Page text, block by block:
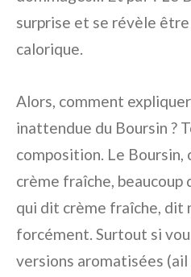
surprise et se révèle
calorique.
Alors, comment
inattendue du Boursin ?
composition. Le Boursin,
crème fraîche, beaucoup
qui dit crème fraîche, dit
forcément. Surtout si
versions aromatisées